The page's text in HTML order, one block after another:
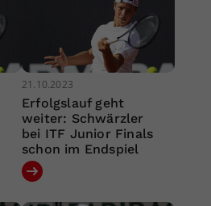
21.10.2023
Erfolgslauf geht
weiter: Schwärzler
bei ITF Junior Finals
schon im Endspiel